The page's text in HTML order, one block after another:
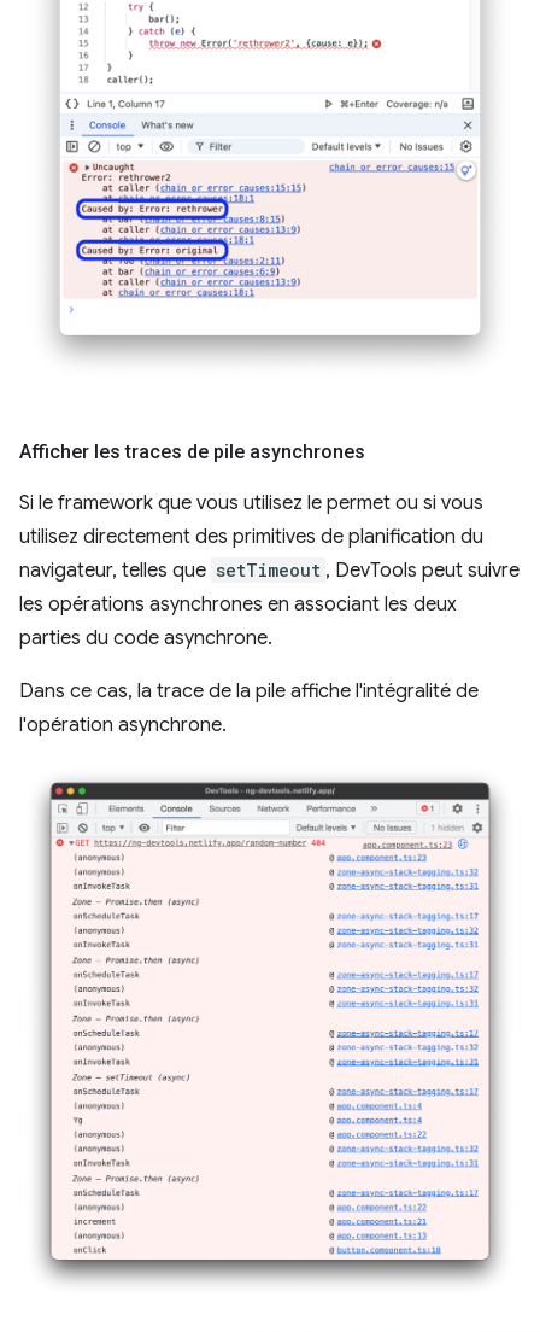
Afficher les traces de pile asynchrones
Si le framework que vous utilisez le permet ou si vous
utilisez directement des primitives de planification du
navigateur, telles que setTimeout , DevTools peut suivre
les opérations asynchrones en associant les deux
parties du code asynchrone.
Dans ce cas, la trace de la pile affiche l'intégralité de
l'opération asynchrone.